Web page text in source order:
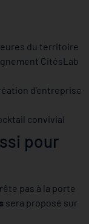
du territoire
CitésLab
d’entreprise
convivial
pour
pas à la porte
sera proposé sur